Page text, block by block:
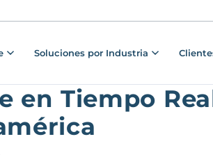
Soluciones por Industria
en Tiempo